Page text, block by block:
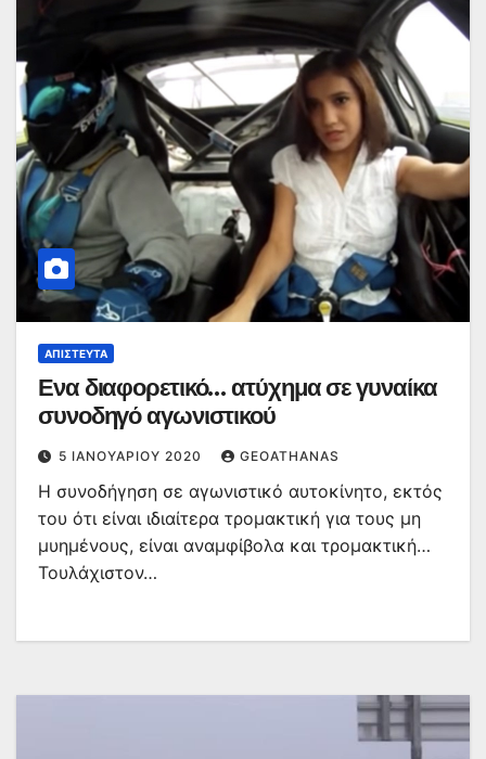
ΑΠΊΣΤΕΥΤΑ
Ενα διαφορετικό… ατύχημα σε γυναίκα
συνοδηγό αγωνιστικού
5 ΙΑΝΟΥΑΡΊΟΥ 2020 GEOATHANAS
Η συνοδήγηση σε αγωνιστικό αυτοκίνητο, εκτός
του ότι είναι ιδιαίτερα τρομακτική για τους μη
μυημένους, είναι αναμφίβολα και τρομακτική…
Τουλάχιστον…